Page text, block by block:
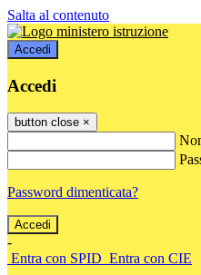
Salta al contenuto
Accedi
Accedi
button close ×
Password dimenticata?
-
Entra con SPID Entra con CIE